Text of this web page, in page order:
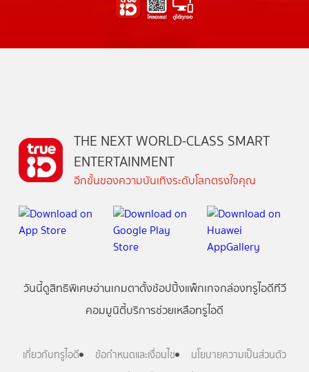
THE NEXT WORLD-CLASS SMART
ENTERTAINMENT
อีกขั้นของความบันเทิงระดับโลกตรงใจคุณ
วันนี้ดูสิทธิพิเศษอ่านเกมตาตั้งช้อปปิ้งแพ็กเกจกล่องทรูไอดีทีวี
คอมมูนิตี้บริการช่วยเหลือทรูไอดี
เกี่ยวกับทรูไอดี ข้อกำหนดและเงื่อนไข
นโยบายความเป็นส่วนตัว